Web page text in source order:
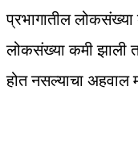
प्रभागातील लोकसंख्या
लोकसंख्या कमी झाली
होत नसल्याचा अहवाल